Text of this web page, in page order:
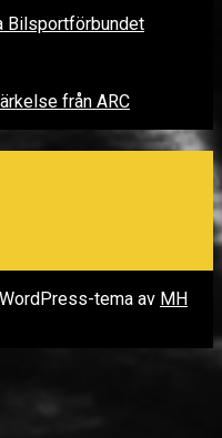
Bilsportförbundet
från ARC
tema av MH